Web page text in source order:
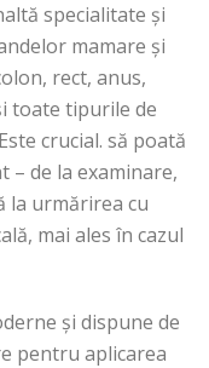
specialitate și
mamare și
rect, anus,
toate tipurile de
crucial. să poată
– de la examinare,
la urmărirea cu
mai ales în cazul
și dispune de
pentru aplicarea